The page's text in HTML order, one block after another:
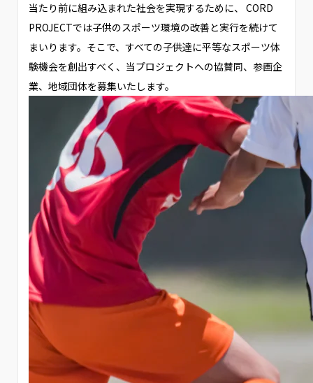
当たり前に組み込まれた社会を実現するために、 CORD
PROJECTでは子供のスポーツ環境の改善と実行を続けて
まいります。そこで、すべての子供達に平等なスポーツ体
験機会を創出すべく、当プロジェクトへの協賛同、参画企
業、地域団体を募集いたします。